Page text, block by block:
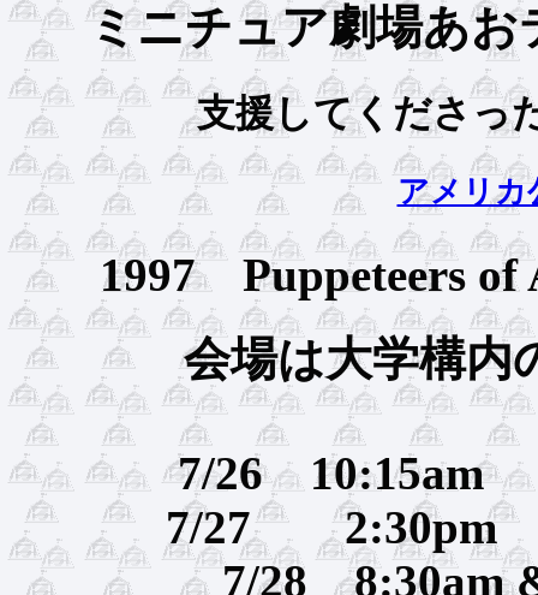
ミニチュア劇場あお
支援してくださっ
アメリカ
1997 Puppeteers of
会場は大学構内
7/26
7/27
7/28 8:30am